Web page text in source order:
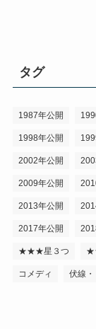
タグ
1987年公開
1998年公開
2002年公開
2009年公開
2013年公開
2017年公開
★★★星３つ
コメディ 伏線